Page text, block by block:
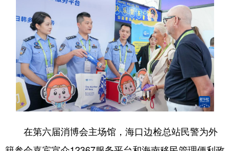
在第六届消博会主场馆，海口边检总站民警为外